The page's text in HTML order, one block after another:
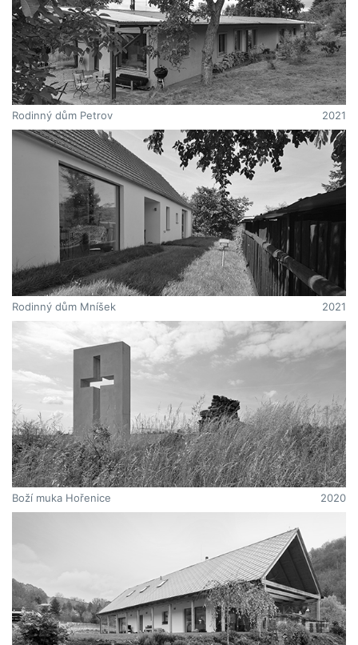
Rodinný dům Petrov 2021
Rodinný dům Mníšek 2021
Boží muka Hořenice 2020